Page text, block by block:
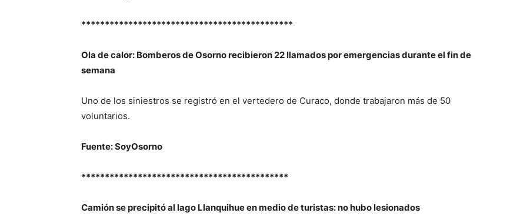
*********************************************
Ola de calor: Bomberos de Osorno recibieron 22 llamados por emergencias durante el fin de
semana
Uno de los siniestros se registró en el vertedero de Curaco, donde trabajaron más de 50
voluntarios.
Fuente: SoyOsorno
********************************************
Camión se precipitó al lago Llanquihue en medio de turistas: no hubo lesionados